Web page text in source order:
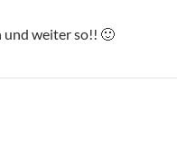
und weiter so!! 🙂